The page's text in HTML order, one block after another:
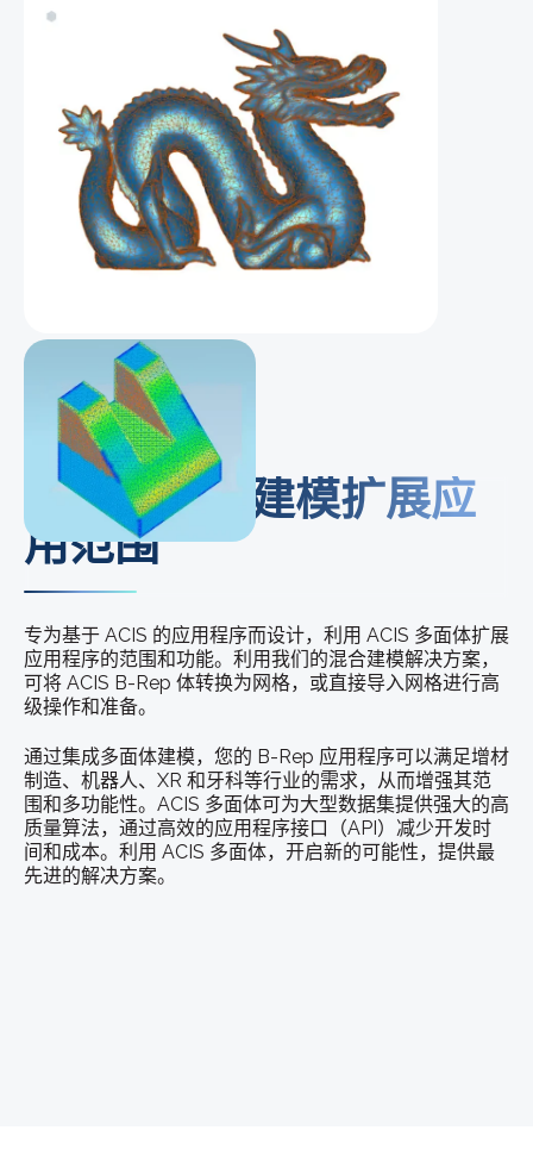
利用多面体建模扩展应
用范围
专为基于 ACIS 的应用程序而设计，利用 ACIS 多面体扩展
应用程序的范围和功能。利用我们的混合建模解决方案，
可将 ACIS B-Rep 体转换为网格，或直接导入网格进行高
级操作和准备。
通过集成多面体建模，您的 B-Rep 应用程序可以满足增材
制造、机器人、XR 和牙科等行业的需求，从而增强其范
围和多功能性。ACIS 多面体可为大型数据集提供强大的高
质量算法，通过高效的应用程序接口（API）减少开发时
间和成本。利用 ACIS 多面体，开启新的可能性，提供最
先进的解决方案。